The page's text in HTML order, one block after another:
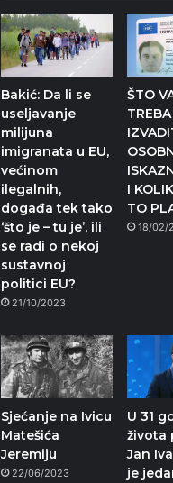
Bakić: Da li se
useljavanje
milijuna
imigranata u EU,
većinom
ilegalnih,
događa tek tako
‘što je – tu je’, ili
se radi o nekoj
sustavnoj
politici EU?
21/10/2023
ŠTO
I
TO
18/02/
Sjećanje na Ivicu
Matešića
Jeremiju
22/06/2023
U 31
života
Jan
je